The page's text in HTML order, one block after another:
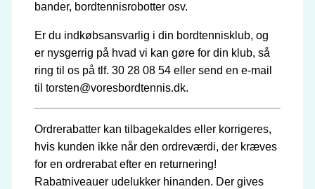
bander, bordtennisrobotter osv.
Er du indkøbsansvarlig i din bordtennisklub, og
er nysgerrig på hvad vi kan gøre for din klub, så
ring til os på tlf. 30 28 08 54 eller send en e-mail
til torsten@voresbordtennis.dk.
Ordrerabatter kan tilbagekaldes eller korrigeres,
hvis kunden ikke når den ordreværdi, der kræves
for en ordrerabat efter en returnering!
Rabatniveauer udelukker hinanden. Der gives